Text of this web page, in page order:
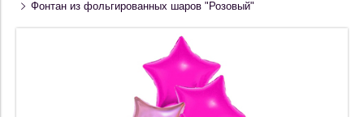
Фонтан из фольгированных шаров "Розовый"